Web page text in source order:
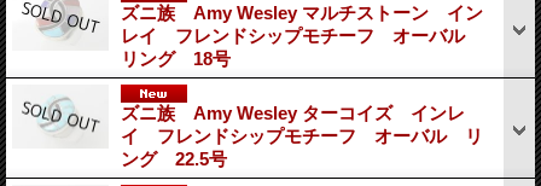
ズニ族 Amy Wesley マルチストーン イン
レイ フレンドシップモチーフ オーバル
リング 18号
ズニ族 Amy Wesley ターコイズ インレ
イ フレンドシップモチーフ オーバル リ
ング 22.5号